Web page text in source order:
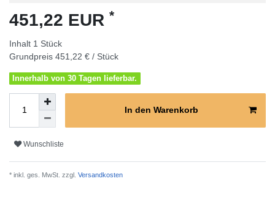
451,22 EUR *
Inhalt 1 Stück
Grundpreis 451,22 € / Stück
Innerhalb von 30 Tagen lieferbar.
In den Warenkorb
Wunschliste
* inkl. ges. MwSt. zzgl. Versandkosten